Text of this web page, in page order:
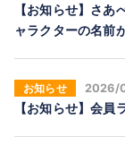
【お知らせ】さ
ャラクターの名前
お知らせ 2026/
【お知らせ】会員